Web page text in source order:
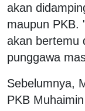
akan
maupun PKB.
akan bertemu
punggawa
Sebelumnya,
PKB